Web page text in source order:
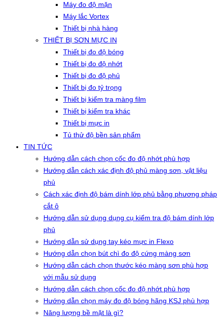
Máy đo độ mặn
Máy lắc Vortex
Thiết bị nhà hàng
THIẾT BỊ SƠN MỰC IN
Thiết bị đo độ bóng
Thiết bị đo độ nhớt
Thiết bị đo độ phủ
Thiết bị đo tỷ trọng
Thiết bị kiểm tra màng film
Thiết bị kiểm tra khác
Thiết bị mực in
Tủ thử độ bền sản phẩm
TIN TỨC
Hướng dẫn cách chọn cốc đo độ nhớt phù hợp
Hướng dẫn cách xác định độ phủ màng sơn, vật liệu
phủ
Cách xác định độ bám dính lớp phủ bằng phương pháp
cắt ô
Hướng dẫn sử dụng dụng cụ kiểm tra độ bám dính lớp
phủ
Hướng dẫn sử dụng tay kéo mực in Flexo
Hướng dẫn chọn bút chì đo độ cứng màng sơn
Hướng dẫn cách chọn thước kéo màng sơn phù hợp
với mẫu sử dụng
Hướng dẫn cách chọn cốc đo độ nhớt phù hợp
Hướng dẫn chọn máy đo độ bóng hãng KSJ phù hợp
Năng lượng bề mặt là gì?